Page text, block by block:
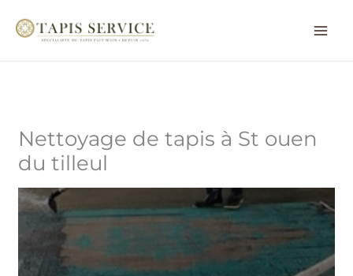
Nettoyage de tapis à St ouen
du tilleul